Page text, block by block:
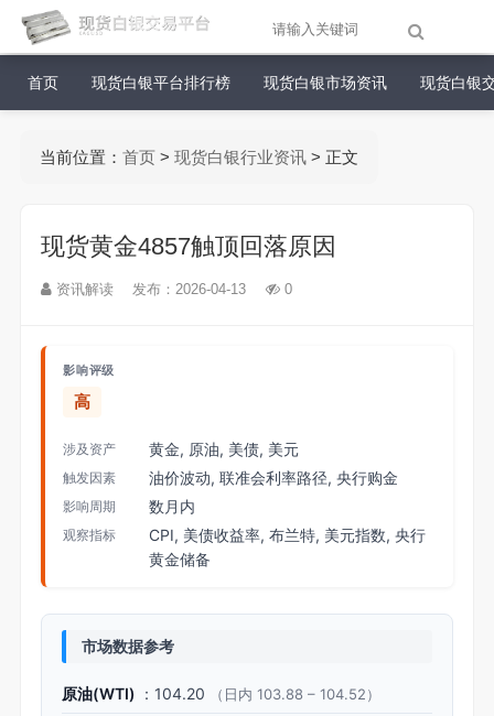
首页 现货白银平台排行榜 现货白银市场资讯 现货白银
当前位置： 首页> 现货白银行业资讯> 正文
现货黄金4857触顶回落原因
资讯解读 发布：2026-04-13 0
影响评级
高
涉及资产 黄金, 原油, 美债, 美元
触发因素 油价波动, 联准会利率路径, 央行购金
影响周期 数月内
观察指标
CPI, 美债收益率, 布兰特, 美元指数, 央行
黄金储备
市场数据参考
原油(WTI) ：104.20 （日内 103.88 – 104.52）